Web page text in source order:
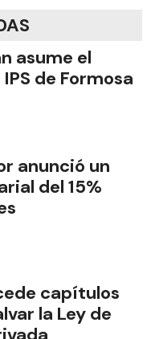
asume el
de Formosa
anunció un
del 15%
capítulos
la Ley de